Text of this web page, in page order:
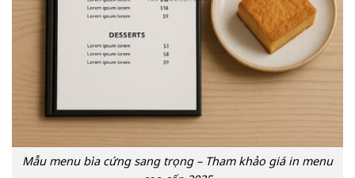
Mẫu menu bìa cứng sang trọng – Tham khảo giá in menu